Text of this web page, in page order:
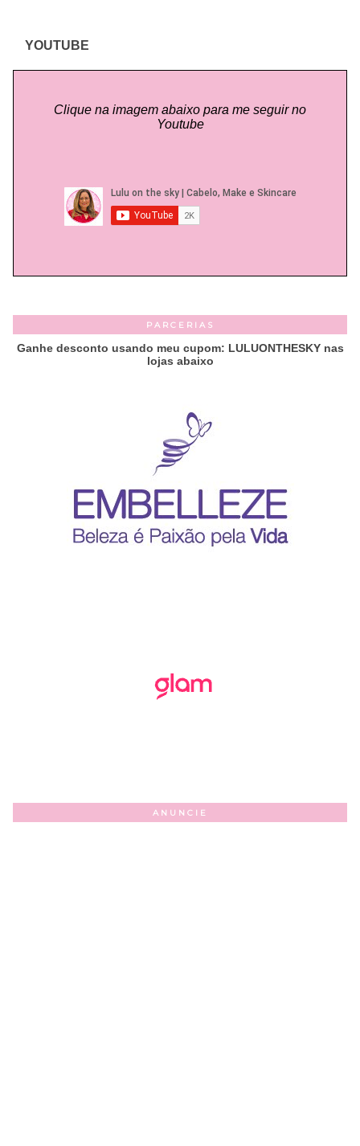
YOUTUBE
Clique na imagem abaixo para me seguir no
Youtube
PARCERIAS
Ganhe desconto usando meu cupom: LULUONTHESKY nas
lojas abaixo
ANUNCIE